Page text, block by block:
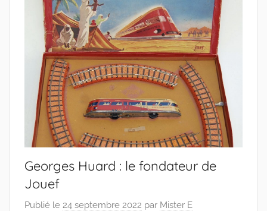
Georges Huard : le fondateur de
Jouef
Publié le 24 septembre 2022 par Mister E